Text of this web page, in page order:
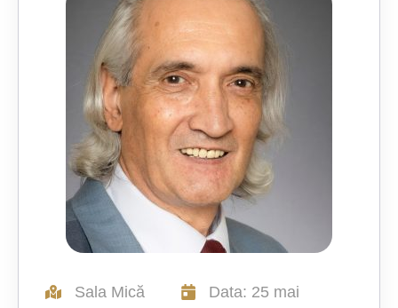
Sala Mică
Data: 25 mai